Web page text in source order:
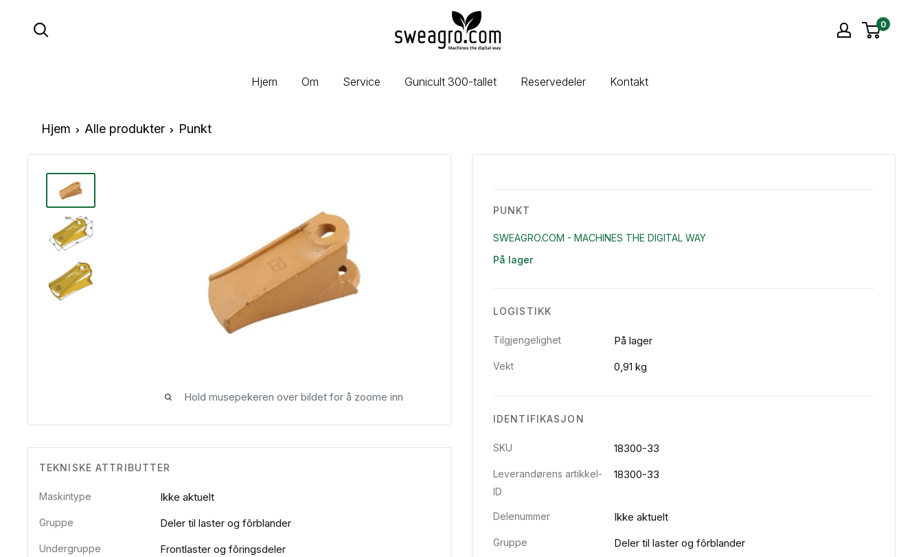
sweagro.com
-
the
0
Hjem Om Service Gunicult 300-tallet Reservedeler Kontakt
Hjem Alle produkter Punkt
Hold musepekeren over bildet for å zoome inn
PUNKT
SWEAGRO.COM - MACHINES THE DIGITAL WAY
På lager
LOGISTIKK
Tilgjengelighet På lager
Vekt 0,91 kg
IDENTIFIKASJON
SKU 18300-33
Leverandørens artikkel-
ID
18300-33
Delenummer Ikke aktuelt
Gruppe Deler til laster og fôrblander
TEKNISKE ATTRIBUTTER
Maskintype Ikke aktuelt
Gruppe Deler til laster og fôrblander
Undergruppe Frontlaster og fôringsdeler